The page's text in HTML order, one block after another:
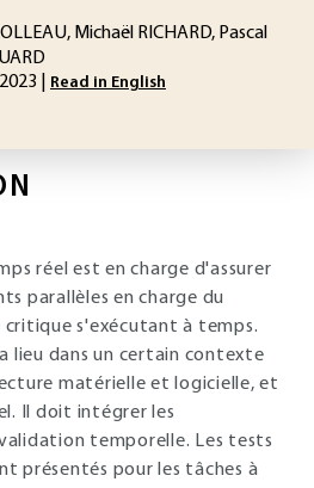
Michaël RICHARD, Pascal
| Read in English
réel est en charge d'assurer
parallèles en charge du
s'exécutant à temps.
lieu dans un certain contexte
matérielle et logicielle, et
Il doit intégrer les
temporelle. Les tests
présentés pour les tâches à